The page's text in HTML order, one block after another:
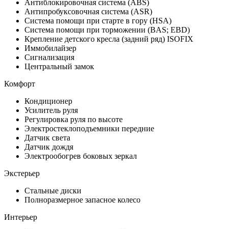
Антиблокировочная система (ABS)
Антипробуксовочная система (ASR)
Система помощи при старте в гору (HSA)
Система помощи при торможении (BAS; EBD)
Крепление детского кресла (задний ряд) ISOFIX
Иммобилайзер
Сигнализация
Центральный замок
Комфорт
Кондиционер
Усилитель руля
Регулировка руля по высоте
Электростеклоподъемники передние
Датчик света
Датчик дождя
Электрообогрев боковых зеркал
Экстерьер
Стальные диски
Полноразмерное запасное колесо
Интерьер